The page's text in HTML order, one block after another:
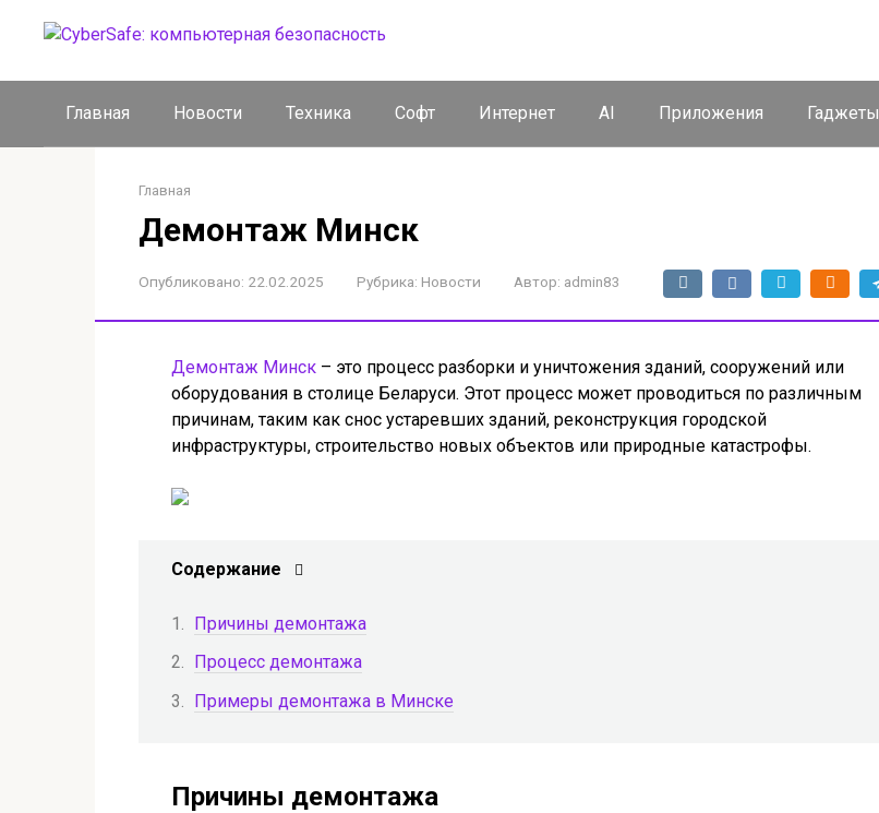
Главная Новости Техника Софт Интернет AI Приложения Гаджеты
Главная
Демонтаж Минск
Опубликовано: 22.02.2025 Рубрика: Новости Автор: admin83
Демонтаж Минск – это процесс разборки и уничтожения зданий, сооружений или
оборудования в столице Беларуси. Этот процесс может проводиться по различным
причинам, таким как снос устаревших зданий, реконструкция городской
инфраструктуры, строительство новых объектов или природные катастрофы.
Содержание
Причины демонтажа
Процесс демонтажа
Примеры демонтажа в Минске
Причины демонтажа